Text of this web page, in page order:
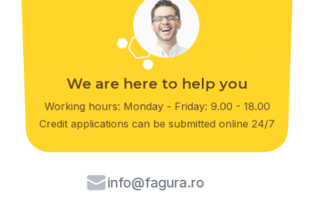
We are here to help you
Working hours: Monday - Friday: 9.00 - 18.00
Credit applications can be submitted online 24/7
info@fagura.ro